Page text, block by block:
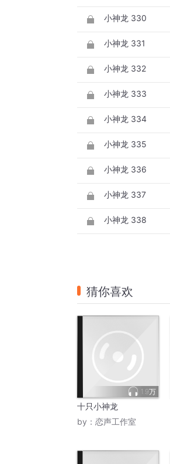
小神龙 330
小神龙 331
小神龙 332
小神龙 333
小神龙 334
小神龙 335
小神龙 336
小神龙 337
小神龙 338
猜你喜欢
1.9万
十只小神龙
by： 恋声工作室